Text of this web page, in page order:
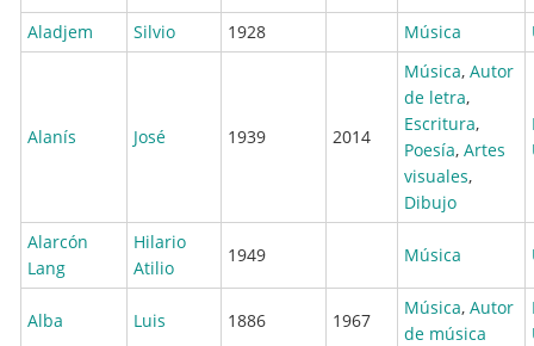
Aladjem
Silvio 1928 Música
Alanís José 1939 2014
Música, Autor
de letra,
Escritura,
Poesía, Artes
visuales,
Dibujo
Alarcón
Lang
Hilario
Atilio
1949 Música
Alba Luis 1886 1967
Música, Autor
de música